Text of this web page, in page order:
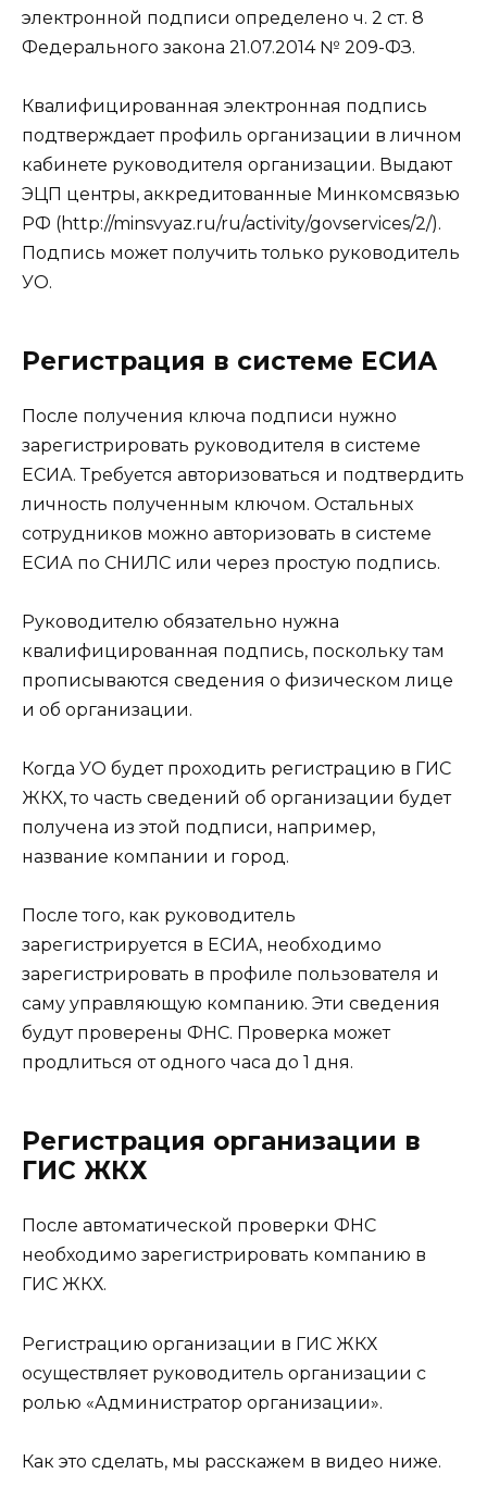
электронной подписи определено ч. 2 ст. 8
Федерального закона 21.07.2014 № 209-ФЗ.
Квалифицированная электронная подпись
подтверждает профиль организации в личном
кабинете руководителя организации. Выдают
ЭЦП центры, аккредитованные Минкомсвязью
РФ (http://minsvyaz.ru/ru/activity/govservices/2/).
Подпись может получить только руководитель
УО.
Регистрация в системе ЕСИА
После получения ключа подписи нужно
зарегистрировать руководителя в системе
ЕСИА. Требуется авторизоваться и подтвердить
личность полученным ключом. Остальных
сотрудников можно авторизовать в системе
ЕСИА по СНИЛС или через простую подпись.
Руководителю обязательно нужна
квалифицированная подпись, поскольку там
прописываются сведения о физическом лице
и об организации.
Когда УО будет проходить регистрацию в ГИС
ЖКХ, то часть сведений об организации будет
получена из этой подписи, например,
название компании и город.
После того, как руководитель
зарегистрируется в ЕСИА, необходимо
зарегистрировать в профиле пользователя и
саму управляющую компанию. Эти сведения
будут проверены ФНС. Проверка может
продлиться от одного часа до 1 дня.
Регистрация организации в
ГИС ЖКХ
После автоматической проверки ФНС
необходимо зарегистрировать компанию в
ГИС ЖКХ.
Регистрацию организации в ГИС ЖКХ
осуществляет руководитель организации с
ролью «Администратор организации».
Как это сделать, мы расскажем в видео ниже.